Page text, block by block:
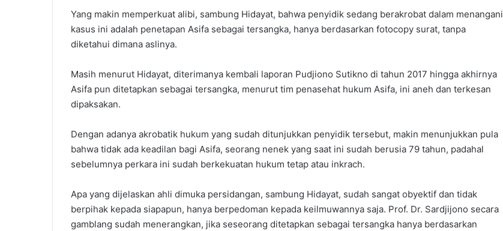
Yang makin memperkuat alibi, sambung Hidayat, bahwa penyidik sedang berakrobat dalam menangani
kasus ini adalah penetapan Asifa sebagai tersangka, hanya berdasarkan fotocopy surat, tanpa
diketahui dimana aslinya.
Masih menurut Hidayat, diterimanya kembali laporan Pudjiono Sutikno di tahun 2017 hingga akhirnya
Asifa pun ditetapkan sebagai tersangka, menurut tim penasehat hukum Asifa, ini aneh dan terkesan
dipaksakan.
Dengan adanya akrobatik hukum yang sudah ditunjukkan penyidik tersebut, makin menunjukkan pula
bahwa tidak ada keadilan bagi Asifa, seorang nenek yang saat ini sudah berusia 79 tahun, padahal
sebelumnya perkara ini sudah berkekuatan hukum tetap atau inkrach.
Apa yang dijelaskan ahli dimuka persidangan, sambung Hidayat, sudah sangat obyektif dan tidak
berpihak kepada siapapun, hanya berpedoman kepada keilmuwannya saja. Prof. Dr. Sardjijono secara
gamblang sudah menerangkan, jika seseorang ditetapkan sebagai tersangka hanya berdasarkan